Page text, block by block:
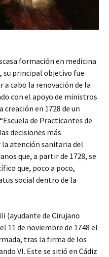
formación en medicina
su principal objetivo fue
cabo la renovación de la
con el apoyo de ministros
en 1728 de un
de Practicantes de
decisiones más
atención sanitaria del
que, a partir de 1728, se
que, poco a poco,
social dentro de la
(ayudante de Cirujano
11 de noviembre de 1748 el
tras la firma de los
VI. Este se sitió en Cádiz